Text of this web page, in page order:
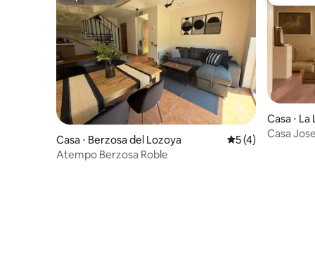
Casa ⋅ Berzosa del Lozoya 5 de uma
5 (4)
Atempo Berzosa Roble
Casa ⋅ La
Casa